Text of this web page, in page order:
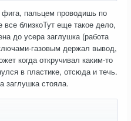
пальцем проводишь по
близкоТут еще такое дело,
до усера заглушка (работа
газовым держал вывод,
когда откручивал каким-то
в пластике, отсюда и течь.
заглушка стояла.